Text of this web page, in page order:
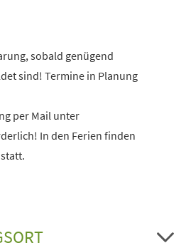
sobald genügend
sind! Termine in Planung
per Mail unter
In den Ferien finden